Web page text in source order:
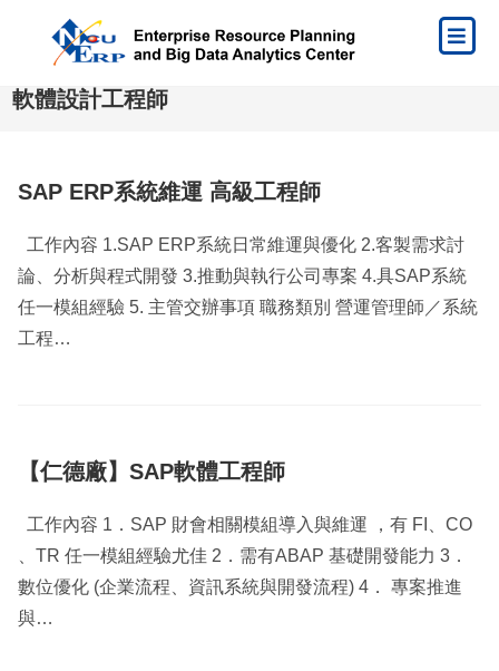
軟體設計工程師
SAP ERP系統維運 高級工程師
工作內容 1.SAP ERP系統日常維運與優化 2.客製需求討
論、分析與程式開發 3.推動與執行公司專案 4.具SAP系統
任一模組經驗 5. 主管交辦事項 職務類別 營運管理師／系統
工程…
【仁德廠】SAP軟體工程師
工作內容 1．SAP 財會相關模組導入與維運 ，有 FI、CO
、TR 任一模組經驗尤佳 2．需有ABAP 基礎開發能力 3．
數位優化 (企業流程、資訊系統與開發流程) 4． 專案推進
與…